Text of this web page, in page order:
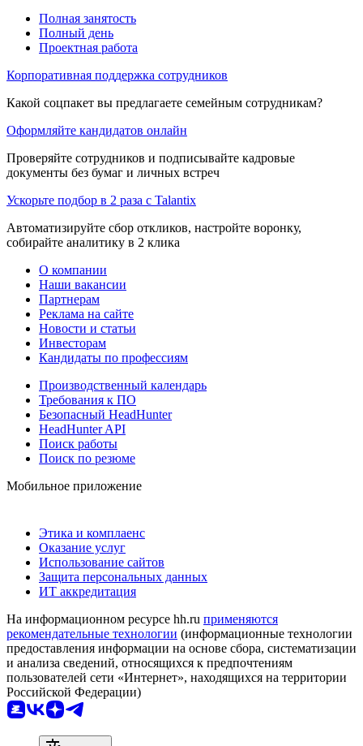
Полная занятость
Полный день
Проектная работа
Корпоративная поддержка сотрудников
Какой соцпакет вы предлагаете семейным сотрудникам?
Оформляйте кандидатов онлайн
Проверяйте сотрудников и подписывайте кадровые
документы без бумаг и личных встреч
Ускорьте подбор в 2 раза с Talantix
Автоматизируйте сбор откликов, настройте воронку,
собирайте аналитику в 2 клика
О компании
Наши вакансии
Партнерам
Реклама на сайте
Новости и статьи
Инвесторам
Кандидаты по профессиям
Производственный календарь
Требования к ПО
Безопасный HeadHunter
HeadHunter API
Поиск работы
Поиск по резюме
Мобильное приложение
Этика и комплаенс
Оказание услуг
Использование сайтов
Защита персональных данных
ИТ аккредитация
На информационном ресурсе hh.ru применяются
рекомендательные технологии (информационные технологии
предоставления информации на основе сбора, систематизации
и анализа сведений, относящихся к предпочтениям
пользователей сети «Интернет», находящихся на территории
Российской Федерации)